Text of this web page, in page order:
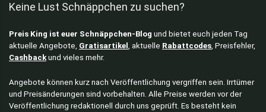
Keine Lust Schnäppchen zu suchen?
Preis King ist euer Schnäppchen-Blog und bietet euch jeden Tag
aktuelle Angebote, Gratisartikel , aktuelle Rabattcodes, Preisfehler,
Cashbackund vieles mehr.
Angebote können kurz nach Veröffentlichung vergriffen sein. Irrtümer
und Preisänderungen sind vorbehalten. Alle Preise werden vor der
Veröffentlichung redaktionell durch uns geprüft. Es besteht kein